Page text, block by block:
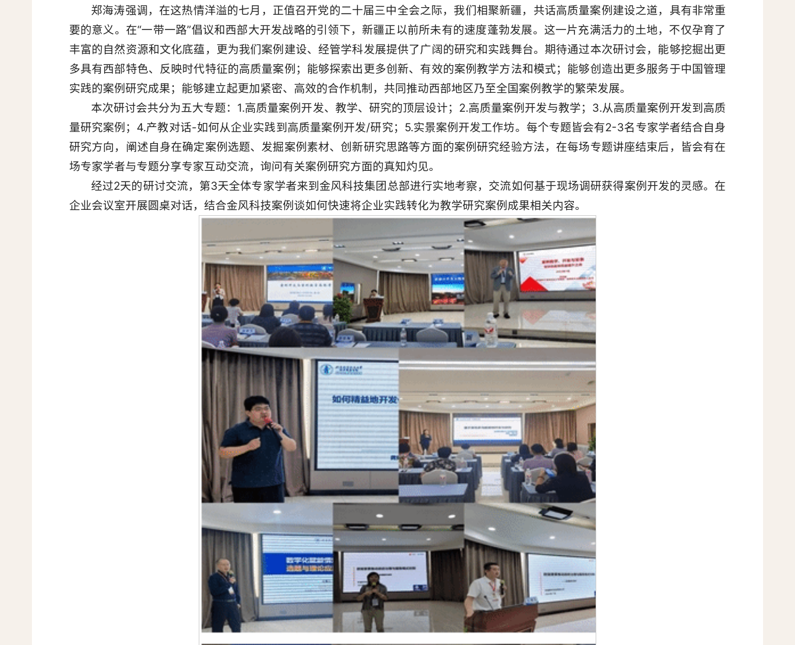
郑海涛强调，在这热情洋溢的七月，正值召开党的二十届三中全会之际，我们相聚新疆，共话高质量案例建设之道，具有非常重
要的意义。在“一带一路”倡议和西部大开发战略的引领下，新疆正以前所未有的速度蓬勃发展。这一片充满活力的土地，不仅孕育了
丰富的自然资源和文化底蕴，更为我们案例建设、经管学科发展提供了广阔的研究和实践舞台。期待通过本次研讨会，能够挖掘出更
多具有西部特色、反映时代特征的高质量案例；能够探索出更多创新、有效的案例教学方法和模式；能够创造出更多服务于中国管理
实践的案例研究成果；能够建立起更加紧密、高效的合作机制，共同推动西部地区乃至全国案例教学的繁荣发展。
本次研讨会共分为五大专题：1.高质量案例开发、教学、研究的顶层设计；2.高质量案例开发与教学；3.从高质量案例开发到高质
量研究案例；4.产教对话-如何从企业实践到高质量案例开发/研究；5.实景案例开发工作坊。每个专题皆会有2-3名专家学者结合自身
研究方向，阐述自身在确定案例选题、发掘案例素材、创新研究思路等方面的案例研究经验方法，在每场专题讲座结束后，皆会有在
场专家学者与专题分享专家互动交流，询问有关案例研究方面的真知灼见。
经过2天的研讨交流，第3天全体专家学者来到金风科技集团总部进行实地考察，交流如何基于现场调研获得案例开发的灵感。在
企业会议室开展圆桌对话，结合金风科技案例谈如何快速将企业实践转化为教学研究案例成果相关内容。